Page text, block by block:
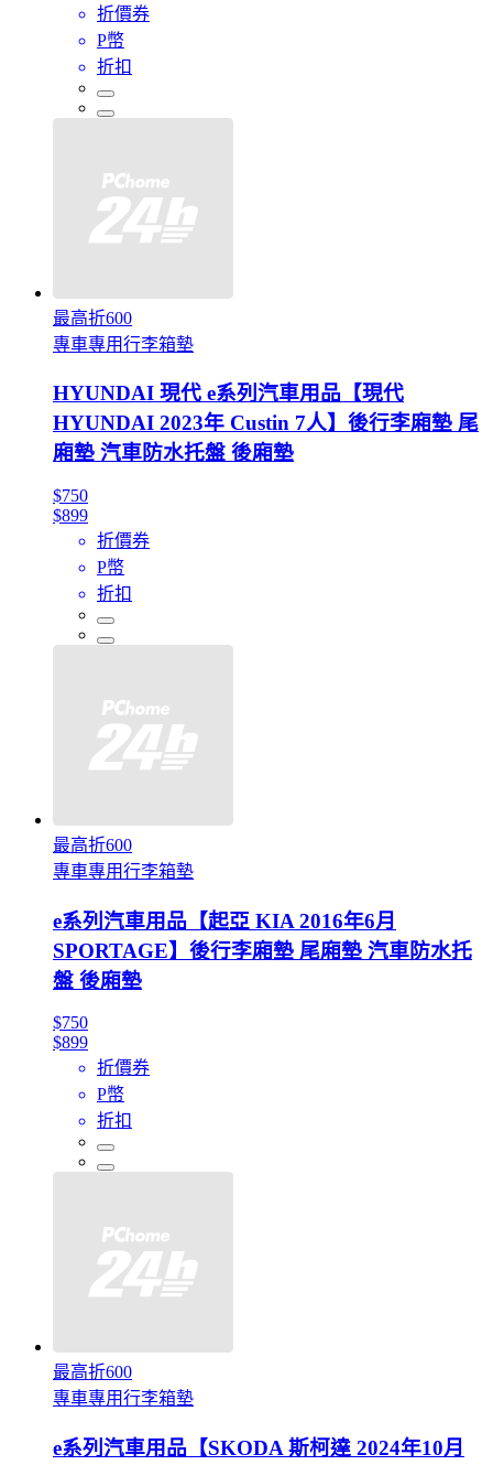
折價券
P幣
折扣
最高折600
專車專用行李箱墊
HYUNDAI 現代 e系列汽車用品【現代
HYUNDAI 2023年 Custin 7人】後行李廂墊 尾
廂墊 汽車防水托盤 後廂墊
$750
$899
折價券
P幣
折扣
最高折600
專車專用行李箱墊
e系列汽車用品【起亞 KIA 2016年6月
SPORTAGE】後行李廂墊 尾廂墊 汽車防水托
盤 後廂墊
$750
$899
折價券
P幣
折扣
最高折600
專車專用行李箱墊
e系列汽車用品【SKODA 斯柯達 2024年10月